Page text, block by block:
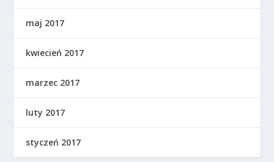
maj 2017
kwiecień 2017
marzec 2017
luty 2017
styczeń 2017